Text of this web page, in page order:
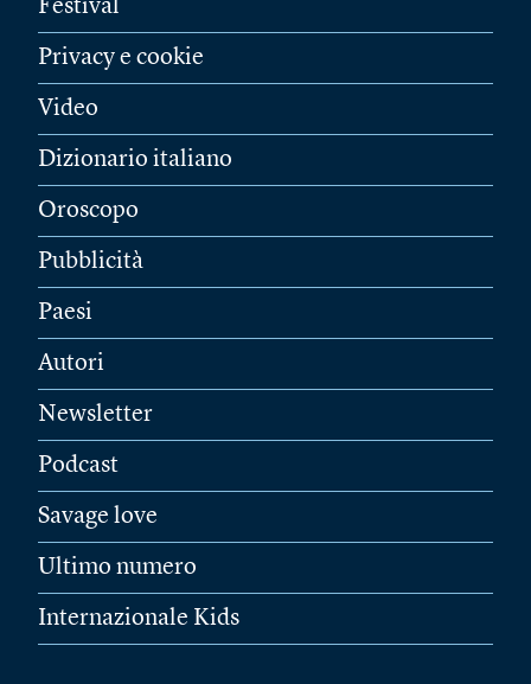
Festival
Privacy e cookie
Video
Dizionario italiano
Oroscopo
Pubblicità
Paesi
Autori
Newsletter
Podcast
Savage love
Ultimo numero
Internazionale Kids